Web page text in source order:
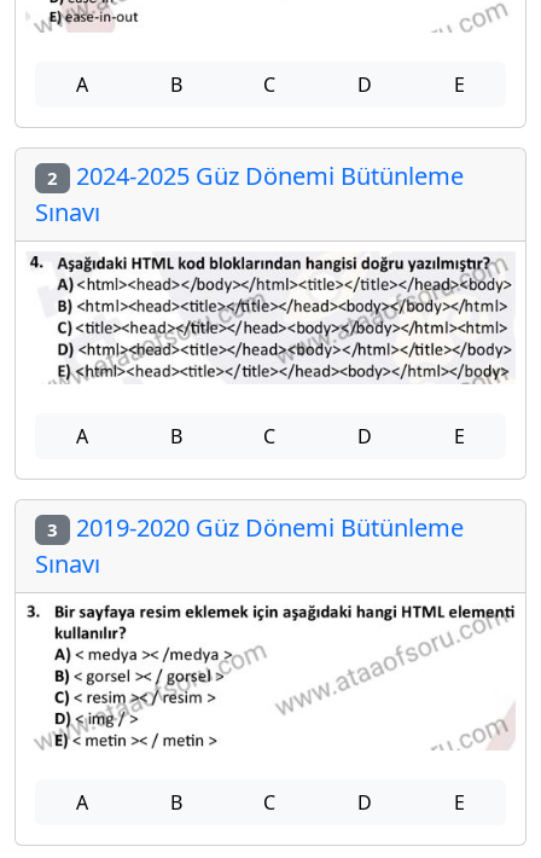
A B C D E
2 2024-2025 Güz Dönemi Bütünleme
Sınavı
A B C D E
3 2019-2020 Güz Dönemi Bütünleme
Sınavı
A B C D E